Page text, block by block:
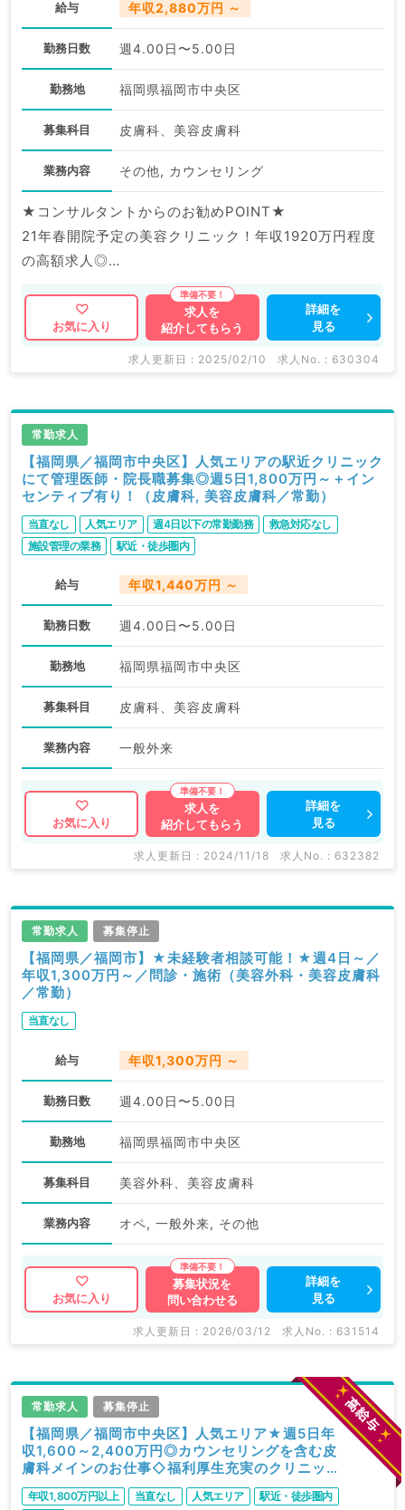
給与 年収2,880万円 ～
勤務日数 週4.00日〜5.00日
勤務地 福岡県福岡市中央区
募集科目 皮膚科、美容皮膚科
業務内容 その他, カウンセリング
★コンサルタントからのお勧めPOINT★
21年春開院予定の美容クリニック！年収1920万円程度
の高額求人◎
駅から徒歩圏内で通勤もラクラク◎
マイナビDOCTORでは病院やクリニックなどの医療機
関求人はもちろんのこと、
ます。
求人内容の詳細等はお気軽にお問合せ下さい。
お気に入り
求人を
紹介してもらう
詳細を
見る
求人更新日 : 2025/02/10 求人No. : 630304
常勤求人
【福岡県／福岡市中央区】人気エリアの駅近クリニック
にて管理医師・院長職募集◎週5日1,800万円～＋イン
センティブ有り！（皮膚科, 美容皮膚科／常勤）
当直なし 人気エリア 週4日以下の常勤勤務
救急対応なし
施設管理の業務
駅近・徒歩圏内
給与 年収1,440万円 ～
勤務日数 週4.00日〜5.00日
勤務地 福岡県福岡市中央区
募集科目 皮膚科、美容皮膚科
業務内容 一般外来
お気に入り
求人を
紹介してもらう
詳細を
見る
求人更新日 : 2024/11/18 求人No. : 632382
常勤求人 募集停止
【福岡県／福岡市】★未経験者相談可能！★週4日～／
年収1,300万円～／問診・施術（美容外科・美容皮膚科
／常勤）
当直なし
給与 年収1,300万円 ～
勤務日数 週4.00日〜5.00日
勤務地 福岡県福岡市中央区
募集科目 美容外科、美容皮膚科
業務内容 オペ, 一般外来, その他
お気に入り
募集状況を
問い合わせる
詳細を
見る
求人更新日 : 2026/03/12 求人No. : 631514
常勤求人 募集停止
【福岡県／福岡市中央区】人気エリア★週5日年
収1,600～2,400万円◎カウンセリングを含む皮
膚科メインのお仕事◇福利厚生充実のクリニック
です（美容皮膚科／常勤）
年収1,800万円以上 当直なし 人気エリア
駅近・徒歩圏内